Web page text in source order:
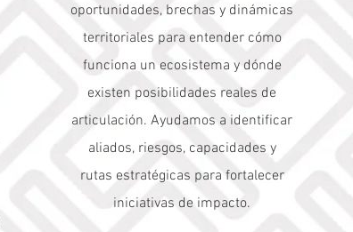
oportunidades, brechas y dinámicas
territoriales para entender cómo
funciona un ecosistema y dónde
existen posibilidades reales de
articulación. Ayudamos a identificar
aliados, riesgos, capacidades y
rutas estratégicas para fortalecer
iniciativas de impacto.